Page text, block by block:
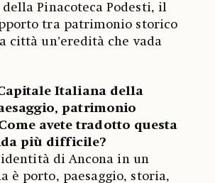
Pinacoteca Podesti, il
tra patrimonio storico
città un’eredità che vada
Italiana della
patrimonio
avete tradotto questa
più difficile?
di Ancona in un
è porto, paesaggio, storia,